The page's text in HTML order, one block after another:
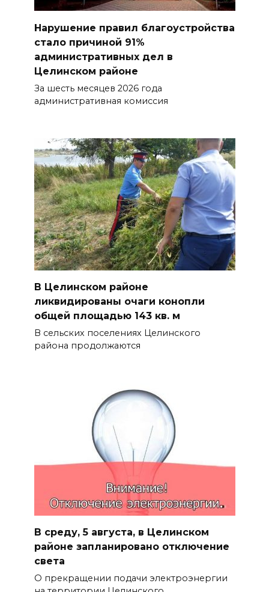
Нарушение правил благоустройства
стало причиной 91%
административных дел в
Целинском районе
За шесть месяцев 2026 года
административная комиссия
В Целинском районе
ликвидированы очаги конопли
общей площадью 143 кв. м
В сельских поселениях Целинского
района продолжаются
В среду, 5 августа, в Целинском
районе запланировано отключение
света
О прекращении подачи электроэнергии